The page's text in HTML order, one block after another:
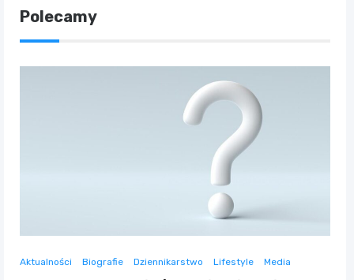
Polecamy
Aktualności Biografie Dziennikarstwo Lifestyle Media